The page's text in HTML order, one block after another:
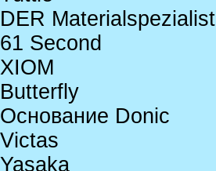
DER Materialspezialist
61 Second
XIOM
Butterfly
Основание Donic
Victas
Yasaka